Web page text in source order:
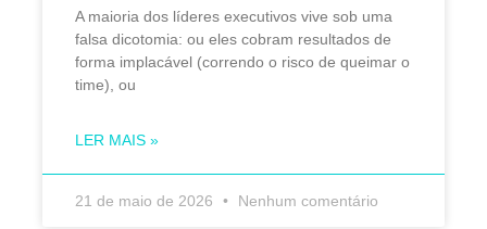
A maioria dos líderes executivos vive sob uma
falsa dicotomia: ou eles cobram resultados de
forma implacável (correndo o risco de queimar o
time), ou
LER MAIS »
21 de maio de 2026 Nenhum comentário